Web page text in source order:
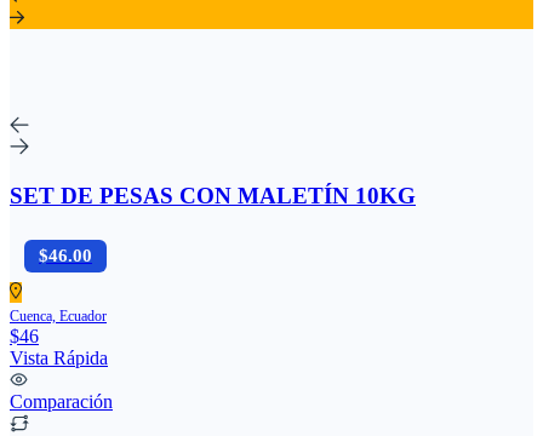
SET DE PESAS CON MALETÍN 10KG
$46.00
Cuenca, Ecuador
$46
Vista Rápida
Comparación